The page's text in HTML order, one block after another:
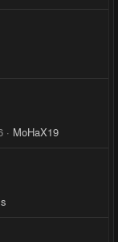
MoHaX19